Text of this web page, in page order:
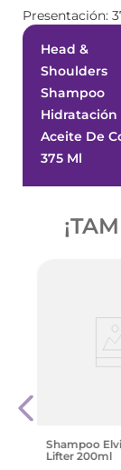
Presentación:
Head &
Shoulders
Shampoo
Hidratación
Aceite De
375 Ml
Shampoo
Lifter 200ml